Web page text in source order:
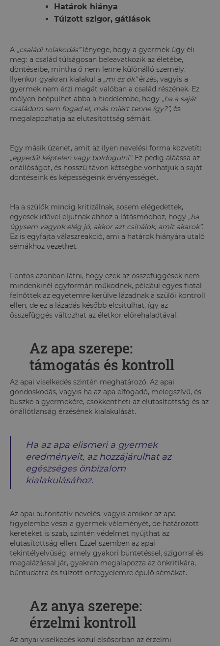
Határok hiánya
Túlzott szigor, gátlások
A „családi tolakodás”lényege, hogy a gyermek úgy éli
meg: a család túlságosan beleavatkozik az életébe,
döntéseibe, mintha ő nem lenne különálló személy.
Ilyenkor gyakran kialakul a „mi és ők”érzés, vagyis a
gyermek nem érzi magát valóban a család részének. Ez
mélyen beépülhet abba a hiedelembe, hogy „ha a saját
családom sem fogad el, más miért tenne így?”, és
megalapozhatja az elutasítottság sémáit.
Egy másik üzenet, amit az ilyen nevelési forma közvetít:
„egyedül képtelen vagy boldogulni". Ez pedig aláássa az
önállóságot, és hosszú távon kétségbe vonhatjuk a saját
döntéseink és képességeink érvényességét.
Ha a szülők mindig kritizálnak, sosem elégedettek,
egyesek idővel eljutnak ahhoz a látásmódhoz, hogy „ha
úgysem vagyok elég jó, akkor azt csinálok, amit akarok”.
Ez is egyfajta válaszreakció, ami a határok hiányára utaló
sémákhoz vezethet.
Fontos azonban látni, hogy ezek az összefüggések nem
mindenkinél egyformán működnek, például egyes fiatal
felnőttek az egyetemre kerülve lázadnak a szülői kontroll
ellen, de ez a lázadás később elcsitulhat, így az
összefüggés változhat az életkor előrehaladtával.
Az apa szerepe:
támogatás és kontroll
Az apai viselkedés szintén meghatározó. Az apai
gondoskodás, vagyis ha az apa elfogadó, melegszívű, és
büszke a gyermekére, csökkentheti az elutasítottság és az
önállótlanság érzésének kialakulását.
Ha az apa elismeri a gyermek
eredményeit, az hozzájárulhat az
egészséges önbizalom
kialakulásához.
Az apai autoritatív nevelés, vagyis amikor az apa
figyelembe veszi a gyermek véleményét, de határozott
kereteket is szab, szintén védelmet nyújthat az
elutasítottság ellen. Ezzel szemben az apai
tekintélyelvűség, amely gyakori büntetéssel, szigorral és
megalázással jár, gyakran megalapozza az önkritikára,
bűntudatra és túlzott önfegyelemre épülő sémákat.
Az anya szerepe:
érzelmi kontroll
Az anyai viselkedés közül elsősorban az érzelmi